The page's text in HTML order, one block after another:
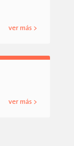
ver más >
ver más >